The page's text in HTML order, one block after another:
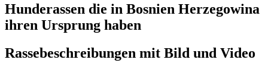
Hunderassen die in Bosnien Herzegowina
ihren Ursprung haben
Rassebeschreibungen mit Bild und Video